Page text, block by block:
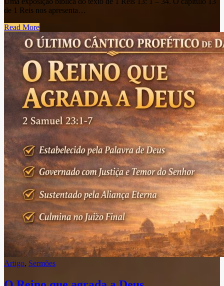
de 1 Reis nos apresenta…
Read More
Artigo, Sermões